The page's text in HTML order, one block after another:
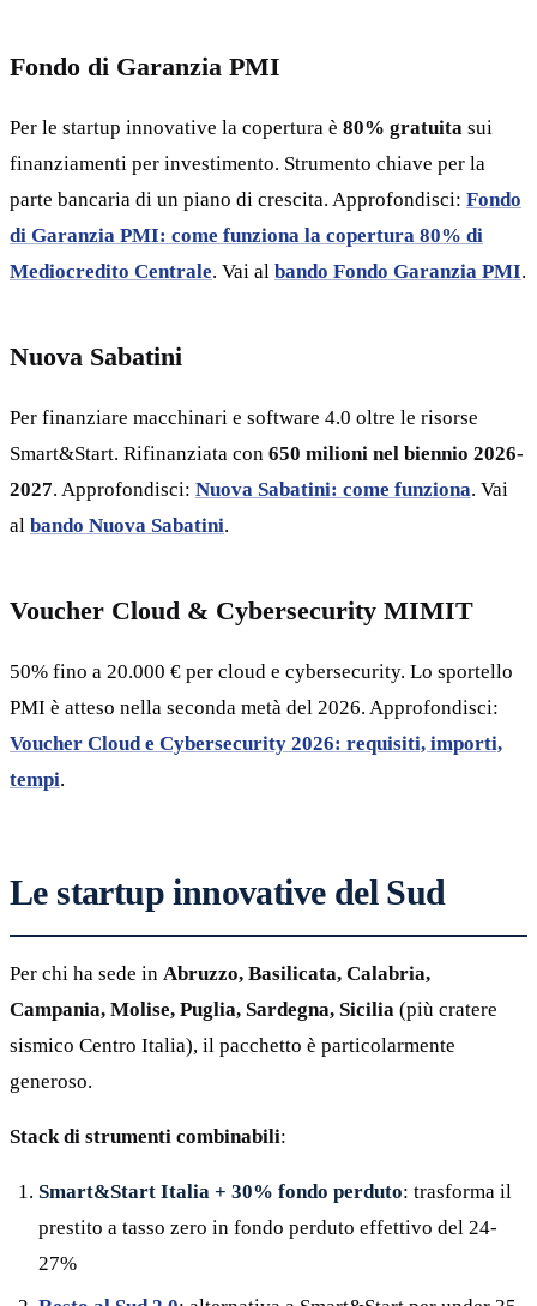
Fondo di Garanzia PMI
Per le startup innovative la copertura è 80% gratuita sui
finanziamenti per investimento. Strumento chiave per la
parte bancaria di un piano di crescita. Approfondisci: Fondo
di Garanzia PMI: come funziona la copertura 80% di
Mediocredito Centrale. Vai al bando Fondo Garanzia PMI.
Nuova Sabatini
Per finanziare macchinari e software 4.0 oltre le risorse
Smart&Start. Rifinanziata con 650 milioni nel biennio 2026-
2027. Approfondisci: Nuova Sabatini: come funziona. Vai
al bando Nuova Sabatini.
Voucher Cloud & Cybersecurity MIMIT
50% fino a 20.000 € per cloud e cybersecurity. Lo sportello
PMI è atteso nella seconda metà del 2026. Approfondisci:
Voucher Cloud e Cybersecurity 2026: requisiti, importi,
tempi.
Le startup innovative del Sud
Per chi ha sede in Abruzzo, Basilicata, Calabria,
Campania, Molise, Puglia, Sardegna, Sicilia (più cratere
sismico Centro Italia), il pacchetto è particolarmente
generoso.
Stack di strumenti combinabili:
Smart&Start Italia + 30% fondo perduto: trasforma il
prestito a tasso zero in fondo perduto effettivo del 24-
27%